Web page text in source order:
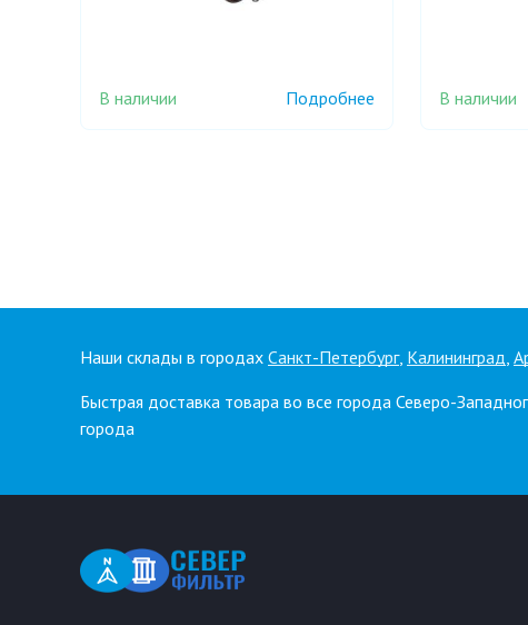
В наличии Подробнее В наличии
Наши склады в городах Санкт-Петербург, Калининград,
Быстрая доставка товара во все города Северо-
города